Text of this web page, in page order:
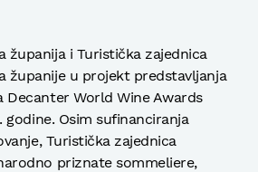
županija i Turistička zajednica
županije u projekt predstavljanja
Decanter World Wine Awards
godine. Osim sufinanciranja
Turistička zajednica
priznate sommeliere,